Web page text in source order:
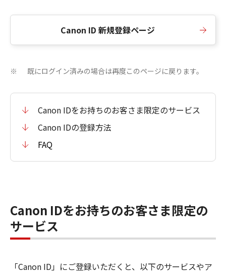
Canon ID 新規登録ページ
※ 既にログイン済みの場合は再度このページに戻ります。
Canon IDをお持ちのお客さま限定のサービス
Canon IDの登録方法
FAQ
Canon IDをお持ちのお客さま限定の
サービス
「Canon ID」にご登録いただくと、以下のサービスやア